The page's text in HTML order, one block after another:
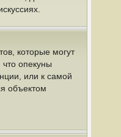
которые могут
опекуны
или к самой
объектом